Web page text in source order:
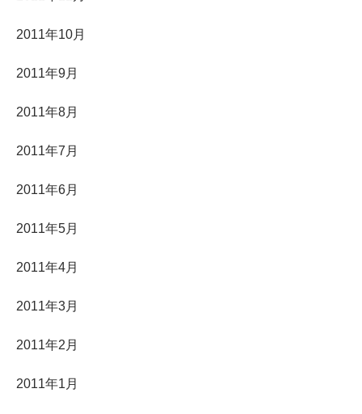
2011年10月
2011年9月
2011年8月
2011年7月
2011年6月
2011年5月
2011年4月
2011年3月
2011年2月
2011年1月